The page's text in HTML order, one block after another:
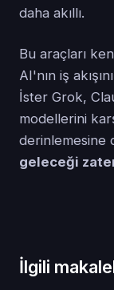
daha akıllı.
Bu araçları
AI'nın iş
İster Grok,
modellerini
derinlemesine
geleceği
İlgili